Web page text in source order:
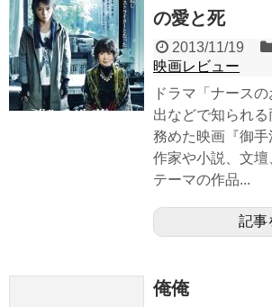
の愛と死
2013/11/19
映画レビュー
ドラマ「ナース
出などで知られ
務めた映画『御手
作家や小説、文
テーマの作品...
記事
俺俺